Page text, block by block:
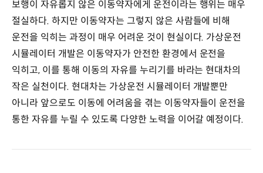
보행이 자유롭지 않은 이동약자에게 운전이라는 행위는 매우
절실하다. 하지만 이동약자는 그렇지 않은 사람들에 비해
운전을 익히는 과정이 매우 어려운 것이 현실이다. 가상운전
시뮬레이터 개발은 이동약자가 안전한 환경에서 운전을
익히고, 이를 통해 이동의 자유를 누리기를 바라는 현대차의
작은 실천이다. 현대차는 가상운전 시뮬레이터 개발뿐만
아니라 앞으로도 이동에 어려움을 겪는 이동약자들이 운전을
통한 자유를 누릴 수 있도록 다양한 노력을 이어갈 예정이다.